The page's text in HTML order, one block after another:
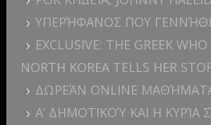
ΥΠΕΡΉΦΑΝΟΣ ΠΟΥ
EXCLUSIVE: THE GREEK
NORTH KOREA TELLS HER
ΔΩΡΕΆΝ ONLINE
Α’ ΔΗΜΟΤΙΚΟΎ ΚΑΙ Η ΚΥΡΊΑ